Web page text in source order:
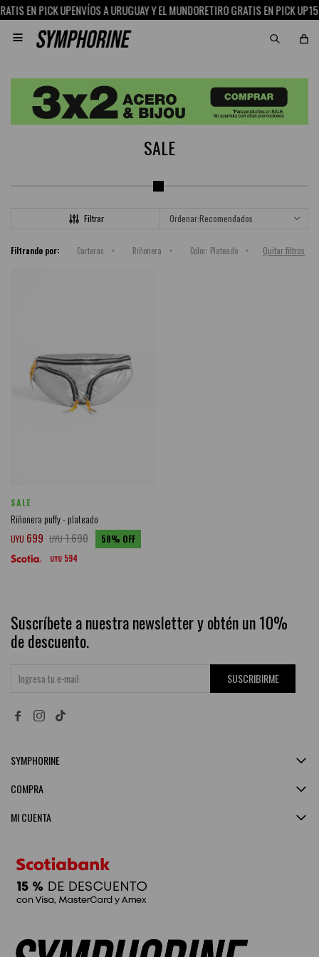
EN PICK UPENVÍOS A URUGUAY Y EL MUNDORETIRO GRATIS EN PICK UP

SALE
Recomendados
Filtrando por: Carteras Riñonera Color: Plateado Quitar filtros
SALE
Riñonera puffy - plateado
UYU 699 UYU1.690 58
UYU 594
Suscríbete a nuestra newsletter y obtén un 10%
de descuento.
SUSCRIBIRME
 
SYMPHORINE
MI CUENTA
COMPRA